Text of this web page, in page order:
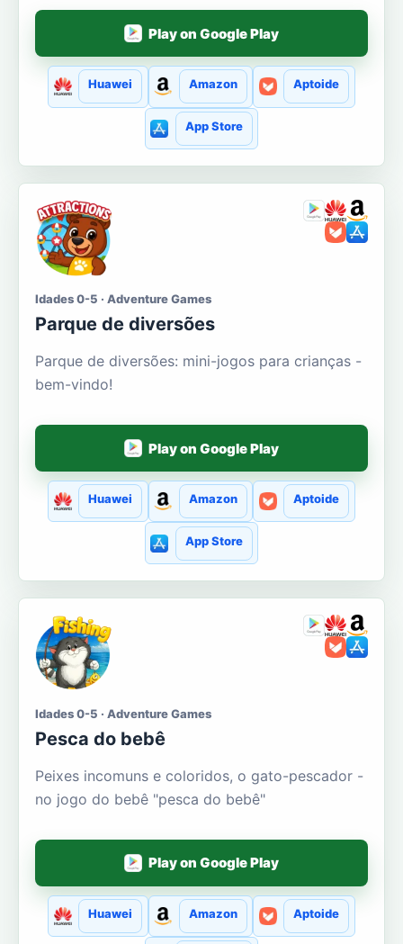
Play on Google Play
Huawei Amazon Aptoide
App Store
Idades 0-5 · Adventure Games
Parque de diversões
Parque de diversões: mini-jogos para crianças -
bem-vindo!
Play on Google Play
Huawei Amazon Aptoide
App Store
Idades 0-5 · Adventure Games
Pesca do bebê
Peixes incomuns e coloridos, o gato-pescador -
no jogo do bebê "pesca do bebê"
Play on Google Play
Huawei Amazon Aptoide